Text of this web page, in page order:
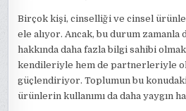
Birçok kişi, cinselliği ve cinsel
ele alıyor. Ancak, bu durum
hakkında daha fazla bilgi sahibi
kendileriyle hem de partnerleriyle
güçlendiriyor. Toplumun bu
ürünlerin kullanımı da daha yaygın